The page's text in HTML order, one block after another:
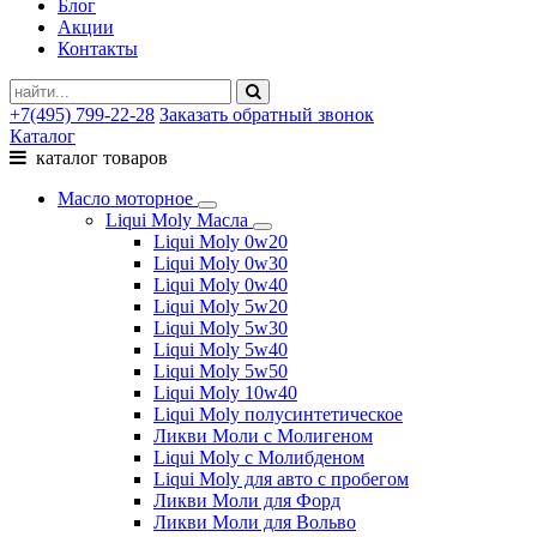
Блог
Акции
Контакты
+7(495) 799-22-28 Заказать обратный звонок
Каталог
каталог товаров
Масло моторное
Liqui Moly Масла
Liqui Moly 0w20
Liqui Moly 0w30
Liqui Moly 0w40
Liqui Moly 5w20
Liqui Moly 5w30
Liqui Moly 5w40
Liqui Moly 5w50
Liqui Moly 10w40
Liqui Moly полусинтетическое
Ликви Моли с Молигеном
Liqui Moly с Молибденом
Liqui Moly для авто с пробегом
Ликви Моли для Форд
Ликви Моли для Вольво